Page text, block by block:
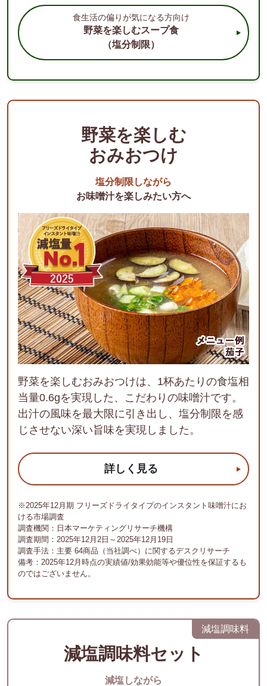
食生活の偏りが気になる方向け
野菜を楽しむスープ食
（塩分制限）
野菜を楽しむ
おみおつけ
塩分制限しながら
お味噌汁を楽しみたい方へ
野菜を楽しむおみおつけは、1杯あたりの食塩相
当量0.6gを実現した、こだわりの味噌汁です。
出汁の風味を最大限に引き出し、塩分制限を感
じさせない深い旨味を実現しました。
詳しく見る
※2025年12月期 フリーズドライタイプのインスタント味噌汁にお
ける市場調査
調査機関：日本マーケティングリサーチ機構
調査期間：2025年12月2日～2025年12月19日
調査手法：主要 64商品（当社調べ）に関するデスクリサーチ
備考：2025年12月時点の実績値/効果効能等や優位性を保証するも
のではございません。
減塩調味料
減塩調味料セット
減塩しながら